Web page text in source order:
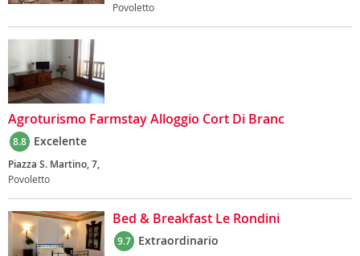
Povoletto
Agroturismo Farmstay Alloggio Cort Di Branc
8.8 Excelente
Piazza S. Martino, 7,
Povoletto
Bed & Breakfast Le Rondini
9.7 Extraordinario